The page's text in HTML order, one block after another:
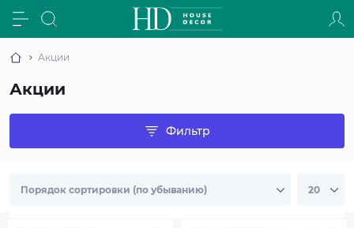
Акции
Акции
Фильтр